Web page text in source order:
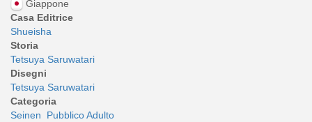
Giappone
Casa Editrice
Shueisha
Storia
Tetsuya Saruwatari
Disegni
Tetsuya Saruwatari
Categoria
Seinen
Pubblico Adulto